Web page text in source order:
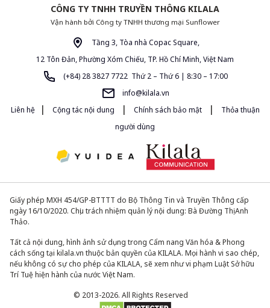
CÔNG TY TNHH TRUYỀN THÔNG KILALA
Vận hành bởi Công ty TNHH thương mại Sunflower
Tầng 3, Tòa nhà Copac Square,
12 Tôn Đản, Phường Xóm Chiếu, TP. Hồ Chí Minh, Việt Nam
(+84) 28 3827 7722 Thứ 2 – Thứ 6 | 8:30 – 17:00
info@kilala.vn
Liên hệ
| Cộng tác nội dung | Chính sách bảo mật |
Thỏa thuận
người dùng
Giấy phép MXH 454/GP-BTTTT do Bộ Thông Tin và Truyền Thông cấp
ngày 16/10/2020. Chịu trách nhiệm quản lý nội dung: Bà Đường Thị Anh
Thảo.
Tất cả nội dung, hình ảnh sử dụng trong Cẩm nang Văn hóa & Phong
cách sống tại kilala.vn thuộc bản quyền của KILALA. Mọi hành vi sao chép,
nếu không có sự cho phép của KILALA, sẽ xem như vi phạm Luật Sở hữu
Trí Tuệ hiện hành của nước Việt Nam.
© 2013-2026. All Rights Reserved